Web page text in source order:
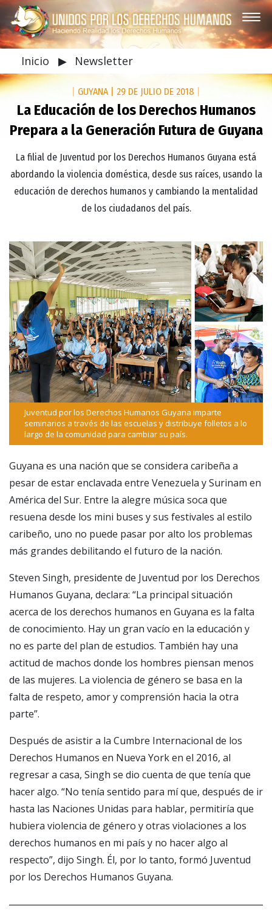
Inicio ▶ Newsletter
GUYANA 29 DE JULIO DE 2018
La Educación de los Derechos Humanos
Prepara a la Generación Futura de Guyana
La filial de Juventud por los Derechos Humanos Guyana está
abordando la violencia doméstica, desde sus raíces, usando la
educación de derechos humanos y cambiando la mentalidad
de los ciudadanos del país.
Juventud por los Derechos Humanos Guyana imparte
seminarios a través de las escuelas y distribuye folletos a lo
largo de la comunidad para cambiar su país.
Guyana es una nación que se considera caribeña a
pesar de estar enclavada entre Venezuela y Surinam en
América del Sur. Entre la alegre música soca que
resuena desde los mini buses y sus festivales al estilo
caribeño, uno no puede pasar por alto los problemas
más grandes debilitando el futuro de la nación.
Steven Singh, presidente de Juventud por los Derechos
Humanos Guyana, declara: “La principal situación
acerca de los derechos humanos en Guyana es la falta
de conocimiento. Hay un gran vacío en la educación y
no es parte del plan de estudios. También hay una
actitud de machos donde los hombres piensan menos
de las mujeres. La violencia de género se basa en la
falta de respeto, amor y comprensión hacia la otra
parte”.
Después de asistir a la Cumbre Internacional de los
Derechos Humanos en Nueva York en el 2016, al
regresar a casa, Singh se dio cuenta de que tenía que
hacer algo. “No tenía sentido para mí que, después de ir
hasta las Naciones Unidas para hablar, permitiría que
hubiera violencia de género y otras violaciones a los
derechos humanos en mi país y no hacer algo al
respecto”, dijo Singh. Él, por lo tanto, formó Juventud
por los Derechos Humanos Guyana.